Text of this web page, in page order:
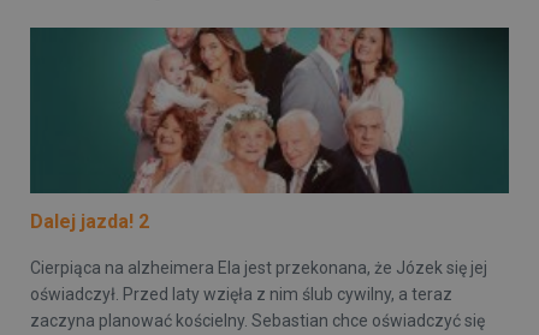
Dalej jazda! 2
Cierpiąca na alzheimera Ela jest przekonana, że Józek się jej
oświadczył. Przed laty wzięła z nim ślub cywilny, a teraz
zaczyna planować kościelny. Sebastian chce oświadczyć się